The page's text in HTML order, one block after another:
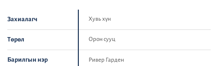
Захиалагч Хувь хүн
Төрөл Орон сууц
Барилгын нэр Ривер Гарден